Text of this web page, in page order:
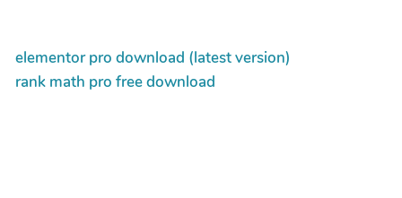
elementor pro download (latest version)
rank math pro free download